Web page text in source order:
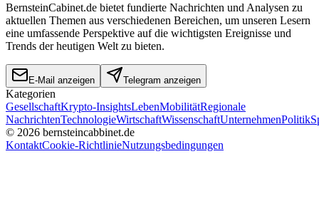
BernsteinCabinet.de bietet fundierte Nachrichten und Analysen zu
aktuellen Themen aus verschiedenen Bereichen, um unseren Lesern
eine umfassende Perspektive auf die wichtigsten Ereignisse und
Trends der heutigen Welt zu bieten.
E-Mail anzeigen Telegram anzeigen
Kategorien
GesellschaftKrypto-InsightsLebenMobilitätRegionale
NachrichtenTechnologieWirtschaftWissenschaftUnternehmenPolitik
© 2026 bernsteincabbinet.de
KontaktCookie-RichtlinieNutzungsbedingungen